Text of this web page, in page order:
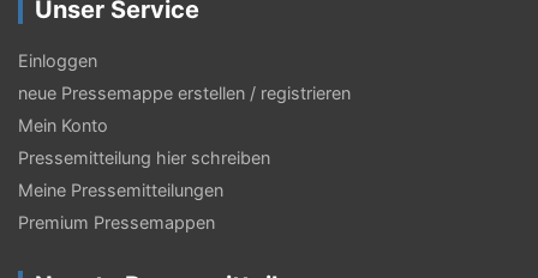
Unser Service
Einloggen
neue Pressemappe erstellen / registrieren
Mein Konto
Pressemitteilung hier schreiben
Meine Pressemitteilungen
Premium Pressemappen